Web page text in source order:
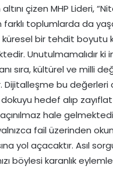
çizen MHP Lideri,
toplumlarda da
bir tehdit boyutu
Unutulmamalıdır ki
sıra, kültürel ve milli
bu değerleri
hedef alıp
hale
fail üzerinden
yol açacaktır. Asıl
böylesi karanlık